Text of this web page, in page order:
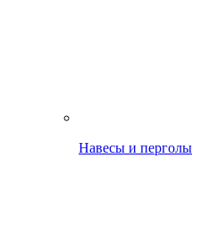
Навесы и перголы